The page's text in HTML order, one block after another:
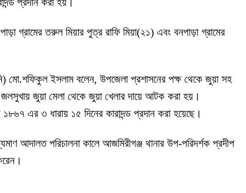
গ্রামের তরুল মিয়ার পুত্র রাফি মিয়া(২১) এবং বনপাড়া গ্রামের
মো.শফিকুল ইসলাম বলেন, উপজেলা প্রশাসনের পক্ষ থেকে জুয়া সহ
জুয়া মেলা থেকে জুয়া খেলার দায়ে আটক করা হয়।
এর ৩ ধারায় ১৫ দিনের কারাদন্ড প্রদান করা হয়েছে।
আদালত পরিচালনা কালে আজমিরীগঞ্জ থানার উপ-পরিদর্শক প্রদীপ